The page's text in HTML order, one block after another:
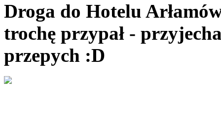
Droga do Hotelu
trochę przypał -
przepych :D